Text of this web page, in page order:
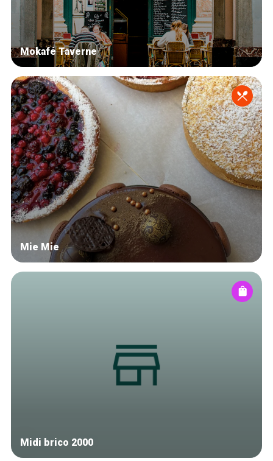
Mokafé Taverne
Mie Mie
Midi brico 2000